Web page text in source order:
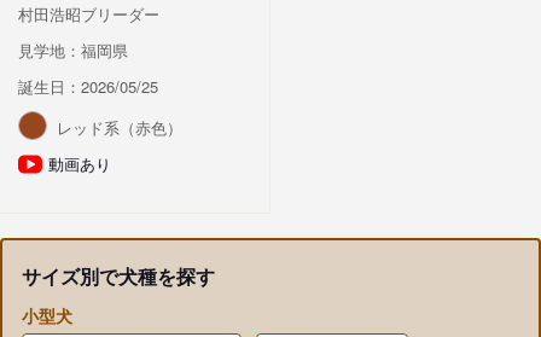
村田浩昭ブリーダー
見学地：福岡県
誕生日：2026/05/25
レッド系（赤色）
動画あり
サイズ別で犬種を探す
小型犬